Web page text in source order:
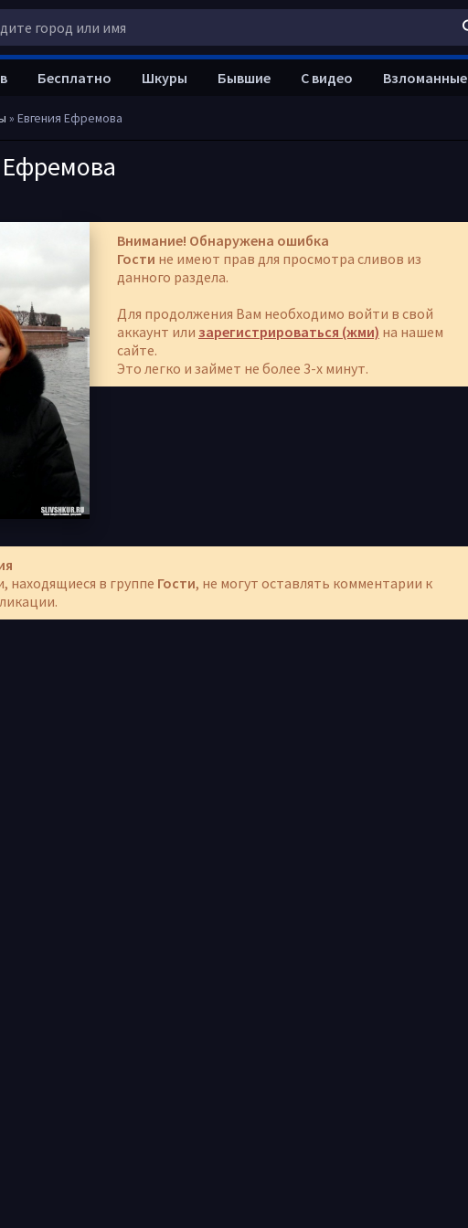
» Евгения Ефремова
Ефремова
Внимание! Обнаружена ошибка
Гости не имеют прав для просмотра сливов из
данного раздела.
Для продолжения Вам необходимо войти в свой
аккаунт или зарегистрироваться (жми) на нашем
сайте.
Это легко и займет не более 3-х минут.
находящиеся в группе Гости, не могут оставлять комментарии к
Бесплатно Шкуры Бывшие С видео Взломанные